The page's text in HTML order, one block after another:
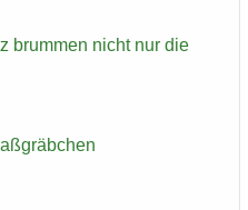
brum­men nicht nur die